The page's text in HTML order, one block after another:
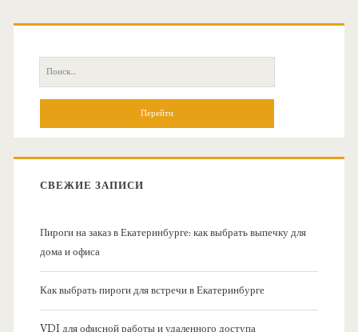
О
П
о
с
:
СВЕЖИЕ ЗАПИСИ
Пироги на заказ в Екатеринбурге: как выбрать выпечку для
дома и офиса
Как выбрать пироги для встречи в Екатеринбурге
VDI для офисной работы и удаленного доступа